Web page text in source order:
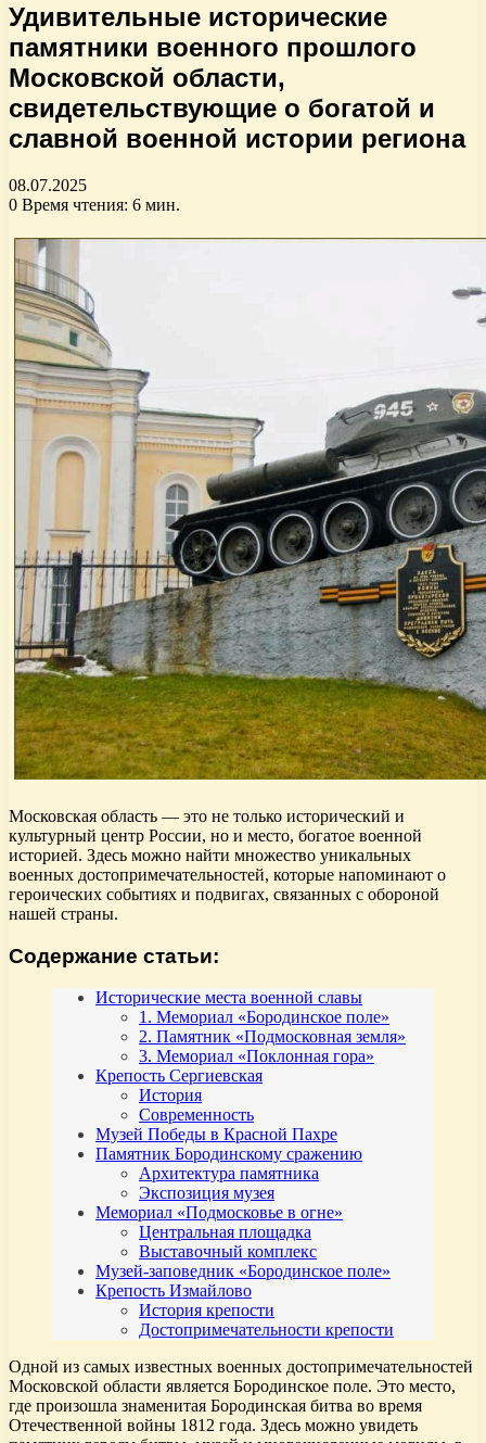
Удивительные исторические
памятники военного прошлого
Московской области,
свидетельствующие о богатой и
славной военной истории региона
08.07.2025
0 Время чтения: 6 мин.
Московская область — это не только исторический и
культурный центр России, но и место, богатое военной
историей. Здесь можно найти множество уникальных
военных достопримечательностей, которые напоминают о
героических событиях и подвигах, связанных с обороной
нашей страны.
Содержание статьи:
Исторические места военной славы
1. Мемориал «Бородинское поле»
2. Памятник «Подмосковная земля»
3. Мемориал «Поклонная гора»
Крепость Сергиевская
История
Современность
Музей Победы в Красной Пахре
Памятник Бородинскому сражению
Архитектура памятника
Экспозиция музея
Мемориал «Подмосковье в огне»
Центральная площадка
Выставочный комплекс
Музей-заповедник «Бородинское поле»
Крепость Измайлово
История крепости
Достопримечательности крепости
Одной из самых известных военных достопримечательностей
Московской области является Бородинское поле. Это место,
где произошла знаменитая Бородинская битва во время
Отечественной войны 1812 года. Здесь можно увидеть